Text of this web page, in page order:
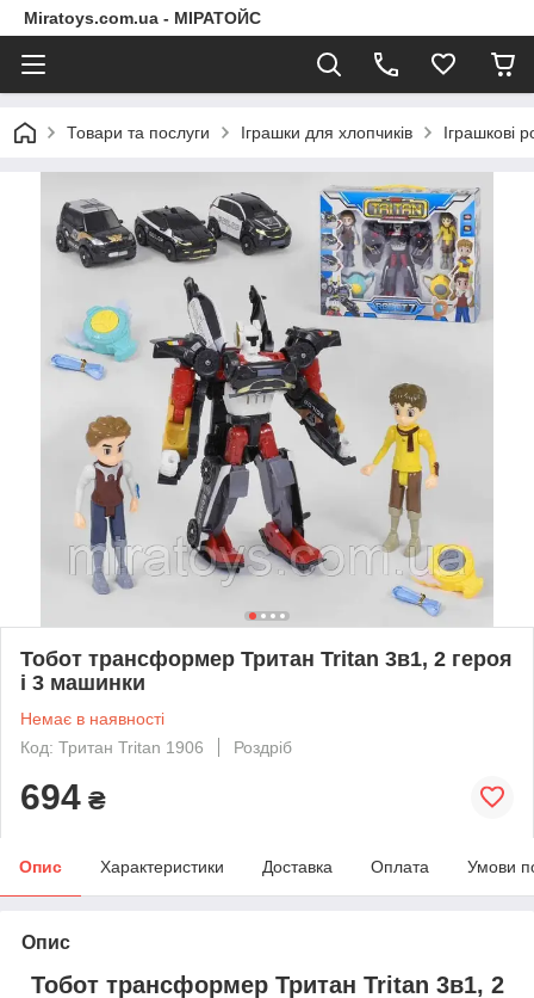
Miratoys.com.ua - МІРАТОЙС
Товари та послуги Іграшки для хлопчиків Іграшкові
Тобот трансформер Тритан Tritan 3в1, 2 героя
і 3 машинки
Немає в наявності
Код: Тритан Tritan 1906
Роздріб
694 ₴
Опис Характеристики Доставка Оплата Умови
Опис
Тобот трансформер Тритан Tritan 3в1, 2